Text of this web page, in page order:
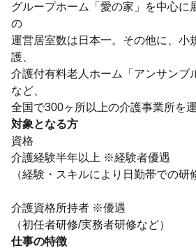
グループホーム「愛の家」を中心に
の
運営居室数は日本一。その他に、小
護、
介護付有料老人ホーム「アンサンブ
など、
全国で300ヶ所以上の介護事業所を
対象となる方
資格
介護経験半年以上 ※経験者優遇
（経験・スキルにより日勤帯での研
介護資格所持者 ※優遇
（初任者研修/実務者研修など）
仕事の特徴